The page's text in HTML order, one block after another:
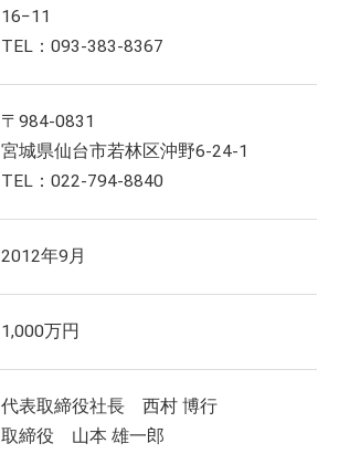
16−11
TEL：093-383-8367
〒984-0831
宮城県仙台市若林区沖野6-24-1
TEL：022-794-8840
2012年9月
1,000万円
代表取締役社長 西村 博行
取締役 山本 雄一郎